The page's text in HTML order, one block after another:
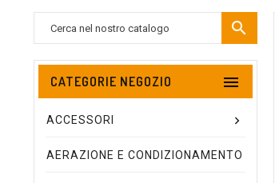

CATEGORIE NEGOZIO 
ACCESSORI
AERAZIONE E CONDIZIONAMENTO